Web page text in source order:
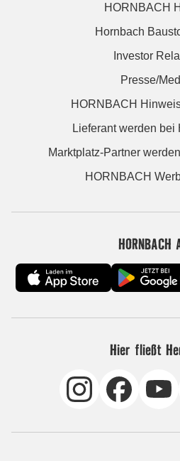
HORNBACH
Hornbach
Investor
Presse/
HORNBACH
Lieferant werden bei
Marktplatz-Partner
HORNBACH
HORNBACH
Hier fließt